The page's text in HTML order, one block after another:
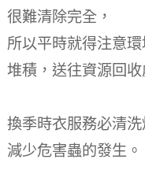
很難清除完全，
所以平時就得注意
堆積，送往資源回收
換季時衣服務必清
減少危害蟲的發生。